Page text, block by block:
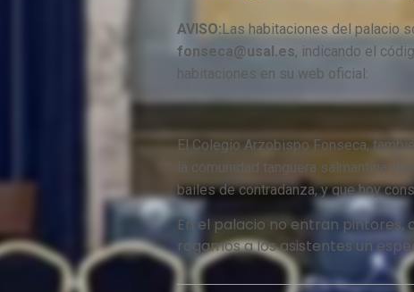
AVISO:Las habitaciones del palacio
fonseca@usal.es, indicando el
habitaciones en su web oficial:
El Colegio Arzobispo Fonseca,
la comunidad tanguera salmantina
bailes de contradanza, y que hoy
En el palacio no entran
rogamos a los asistentes un